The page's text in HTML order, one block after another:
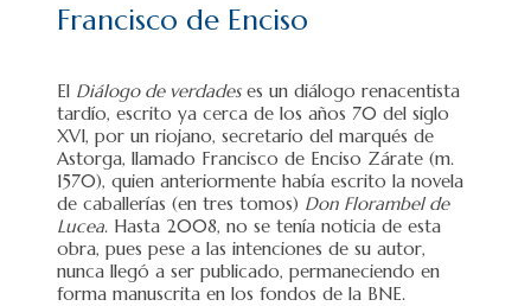
Francisco de Enciso
El Diálogo de verdadeses un diálogo renacentista
tardío, escrito ya cerca de los años 70 del siglo
XVI, por un riojano, secretario del marqués de
Astorga, llamado Francisco de Enciso Zárate (m.
1570), quien anteriormente había escrito la novela
de caballerías (en tres tomos) Don Florambel de
Lucea. Hasta 2008, no se tenía noticia de esta
obra, pues pese a las intenciones de su autor,
nunca llegó a ser publicado, permaneciendo en
forma manuscrita en los fondos de la BNE.